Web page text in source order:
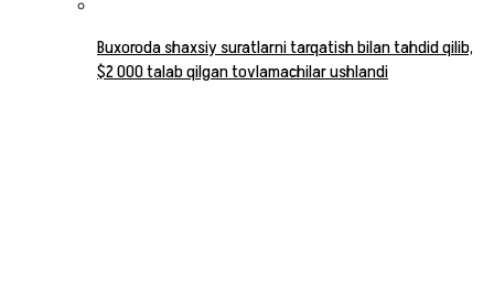
Buxoroda shaxsiy suratlarni tarqatish bilan tahdid qilib,
$2 000 talab qilgan tovlamachilar ushlandi